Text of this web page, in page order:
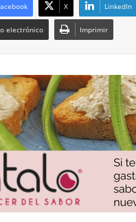
X LinkedIn
electrónico Imprimir